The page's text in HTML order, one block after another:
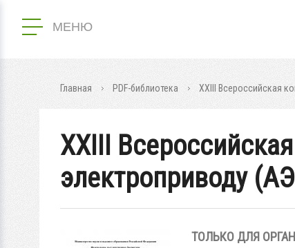
МЕНЮ
Главная PDF-библиотека XXIII Всероссийская
XXIII
электроприводу
ТОЛЬКО ДЛЯ